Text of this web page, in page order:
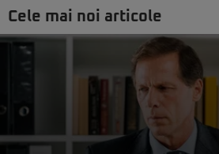
Cele mai noi articole